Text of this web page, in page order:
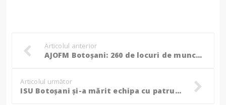
Articolul anterior
AJOFM Botoșani: 260 de locuri de muncă vacante la nivelul județului!
Articolul următor
ISU Botoșani și-a mărit echipa cu patru noi colegi salvatori!